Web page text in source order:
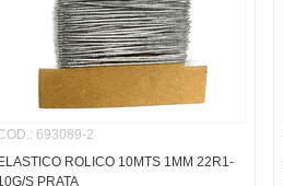
: 693089-2
ELASTICO ROLICO 10MTS 1MM 22R1-
S PRATA